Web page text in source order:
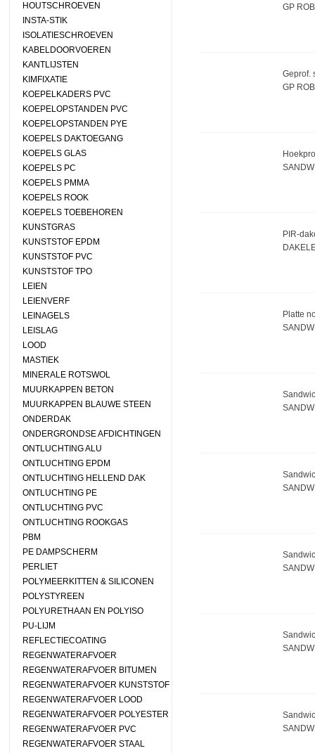
HOUTSCHROEVEN
INSTA-STIK
ISOLATIESCHROEVEN
KABELDOORVOEREN
KANTLIJSTEN
KIMFIXATIE
KOEPELKADERS PVC
KOEPELOPSTANDEN PVC
KOEPELOPSTANDEN PYE
KOEPELS DAKTOEGANG
KOEPELS GLAS
KOEPELS PC
KOEPELS PMMA
KOEPELS ROOK
KOEPELS TOEBEHOREN
KUNSTGRAS
KUNSTSTOF EPDM
KUNSTSTOF PVC
KUNSTSTOF TPO
LEIEN
LEIENVERF
LEINAGELS
LEISLAG
LOOD
MASTIEK
MINERALE ROTSWOL
MUURKAPPEN BETON
MUURKAPPEN BLAUWE STEEN
ONDERDAK
ONDERGRONDSE AFDICHTINGEN
ONTLUCHTING ALU
ONTLUCHTING EPDM
ONTLUCHTING HELLEND DAK
ONTLUCHTING PE
ONTLUCHTING PVC
ONTLUCHTING ROOKGAS
PBM
PE DAMPSCHERM
PERLIET
POLYMEERKITTEN & SILICONEN
POLYSTYREEN
POLYURETHAAN EN POLYISO
PU-LIJM
REFLECTIECOATING
REGENWATERAFVOER
REGENWATERAFVOER BITUMEN
REGENWATERAFVOER KUNSTSTOF
REGENWATERAFVOER LOOD
REGENWATERAFVOER POLYESTER
REGENWATERAFVOER PVC
REGENWATERAFVOER STAAL
GP
Geprof.
GP
PIR-
Platte